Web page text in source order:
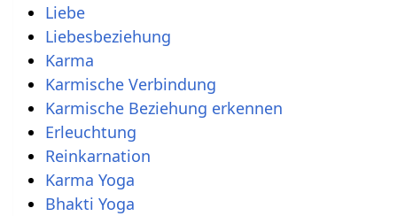
Liebe
Liebesbeziehung
Karma
Karmische Verbindung
Karmische Beziehung erkennen
Erleuchtung
Reinkarnation
Karma Yoga
Bhakti Yoga